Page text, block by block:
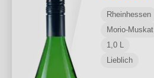
Rheinhessen
Morio-Muskat
1,0 L
Lieblich